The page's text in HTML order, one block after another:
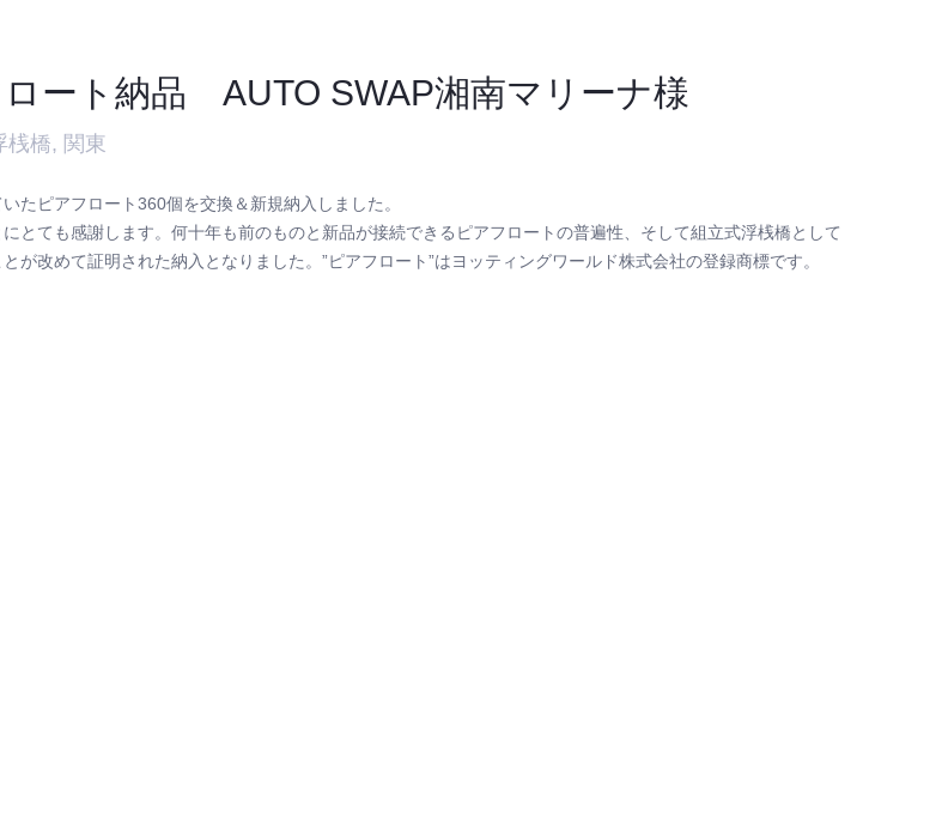
ート納品 AUTO SWAP湘南マリーナ様
桟橋, 関東
たピアフロート360個を交換＆新規納入しました。
とても感謝します。何十年も前のものと新品が接続できるピアフロートの普遍性、そして組立式浮桟橋として
が改めて証明された納入となりました。”ピアフロート”はヨッティングワールド株式会社の登録商標です。